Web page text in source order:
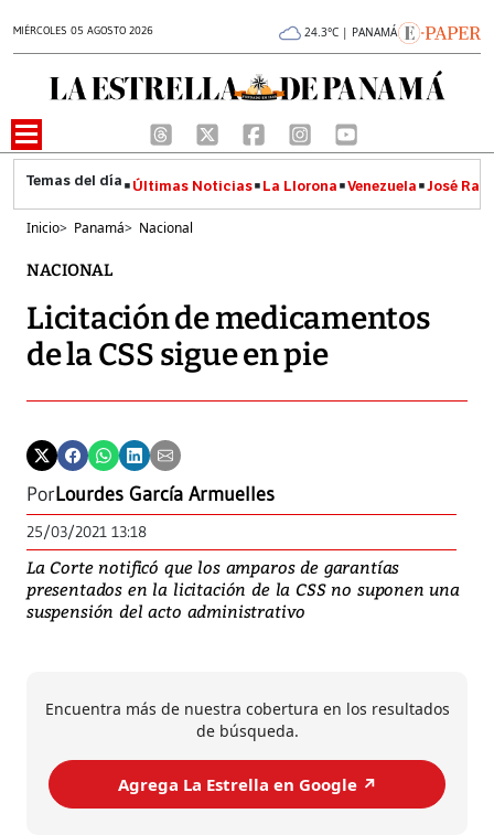
MIÉRCOLES 05 AGOSTO 2026 24.3°C | PANAMÁ
Últimas Noticias La Llorona Venezuela José
Inicio> Panamá> Nacional
NACIONAL
Licitación de medicamentos
de la CSS sigue en pie
PorLourdes García Armuelles
25/03/2021 13:18
La Corte notificó que los amparos de garantías
presentados en la licitación de la CSS no suponen una
suspensión del acto administrativo
Encuentra más de nuestra cobertura en los resultados
de búsqueda.
Agrega La Estrella en Google ↗️